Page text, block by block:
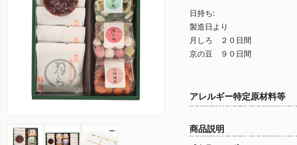
日持ち:
製造日より
月しろ ２０日間
京の豆 ９０日間
アレルギー特定原材料等
商品説明